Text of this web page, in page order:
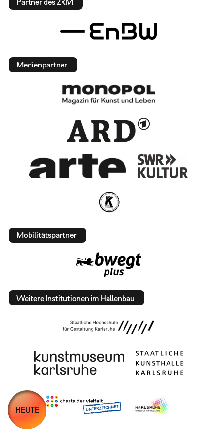
Partner des ZKM
Medienpartner
Mobilitätspartner
Weitere Institutionen im Hallenbau
HEUTE